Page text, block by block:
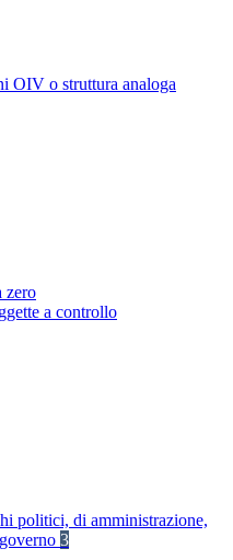
OIV o struttura analoga
zero
a controllo
politici, di amministrazione,
3